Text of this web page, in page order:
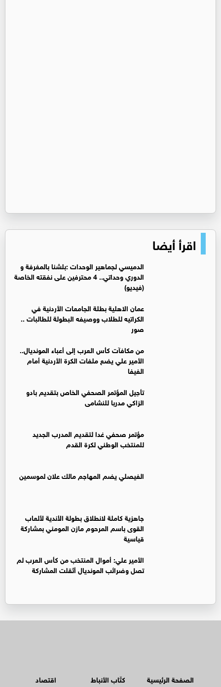
اقرأ أيضا
الدميسي لجماهير الوحدات :بلشنا بالمغرفة و
الدوري وحداتي.. 4 محترفين على نفقته الخاصة
(فيديو)
عمان الاهلية بطلة الجامعات الأردنية في
الكراتيه للطلاب ووصيفه البطولة للطالبات ..
صور
من مكافآت كأس العرب إلى أعباء المونديال..
الأمير علي يضع ملفات الكرة الأردنية أمام
الفيفا
تأجيل المؤتمر الصحفي الخاص بتقديم بادو
الزاكي مدربا للنشامى
مؤتمر صحفي غدا لتقديم المدرب الجديد
للمنتخب الوطني لكرة القدم
الفيصلي يضم المهاجم مالك علان لموسمين
جاهزية كاملة لانطلاق بطولة الأندية لألعاب
القوى باسم المرحوم مازن المومني بمشاركة
قياسية
الأمير علي: أموال المنتخب من كأس العرب لم
تصل وضرائب المونديال أثقلت المشاركة
الصفحة الرئيسية
كتّاب الأنباط
اقتصاد